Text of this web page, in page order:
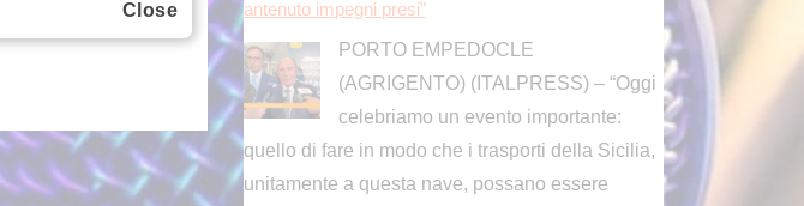
antenuto impegni presi”
PORTO EMPEDOCLE
(AGRIGENTO) (ITALPRESS) – “Oggi
celebriamo un evento importante:
quello di fare in modo che i trasporti della Sicilia,
unitamente a questa nave, possano essere
Close